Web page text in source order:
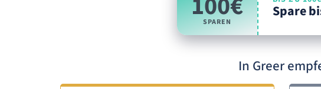
SPAREN
Spare
In Greer